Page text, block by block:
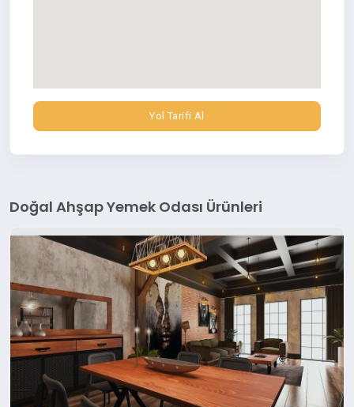
Yol Tarifi Al
Doğal Ahşap Yemek Odası Ürünleri